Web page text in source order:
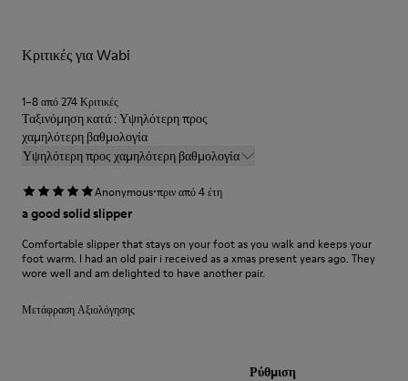
Για λεπτομερείς οδηγίες σχετικά με τον τρόπο φροντίδας του
Κριτικές για Wabi
1–8 από 274 Κριτικές
Ταξινόμηση κατά : Υψηλότερη προς
χαμηλότερη βαθμολογία
Υψηλότερη προς χαμηλότερη βαθμολογία
Anonymous·πριν από 4 έτη
a good solid slipper
Comfortable slipper that stays on your foot as you walk and keeps your
foot warm. I had an old pair i received as a xmas present years ago. They
wore well and am delighted to have another pair.
Μετάφραση Αξιολόγησης
Ρύθμιση